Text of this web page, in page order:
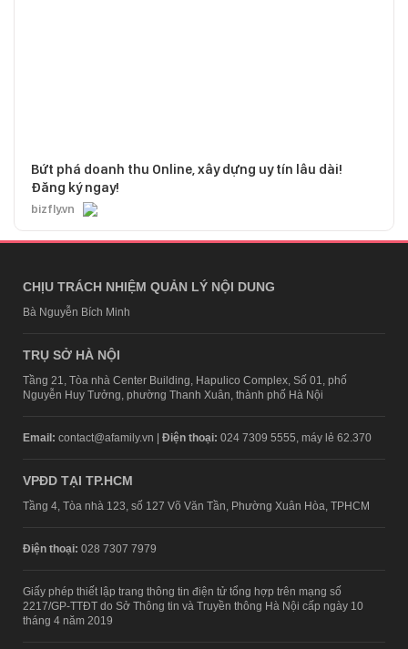
Bứt phá doanh thu Online, xây dựng uy tín lâu dài!
Đăng ký ngay!
bizfly.vn
CHỊU TRÁCH NHIỆM QUẢN LÝ NỘI DUNG
Bà Nguyễn Bích Minh
TRỤ SỞ HÀ NỘI
Tầng 21, Tòa nhà Center Building, Hapulico Complex, Số 01, phố
Nguyễn Huy Tưởng, phường Thanh Xuân, thành phố Hà Nội
Email: contact@afamily.vn | Điện thoại: 024 7309 5555, máy lẻ 62.370
VPĐD TẠI TP.HCM
Tầng 4, Tòa nhà 123, số 127 Võ Văn Tần, Phường Xuân Hòa, TPHCM
Điện thoại: 028 7307 7979
Giấy phép thiết lập trang thông tin điện tử tổng hợp trên mạng số
2217/GP-TTĐT do Sở Thông tin và Truyền thông Hà Nội cấp ngày 10
tháng 4 năm 2019